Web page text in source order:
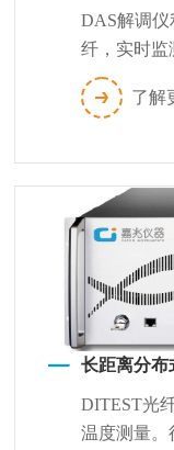
DAS解调
纤，实时监
在高损耗
了解
长距离分
DITEST光
温度测量。